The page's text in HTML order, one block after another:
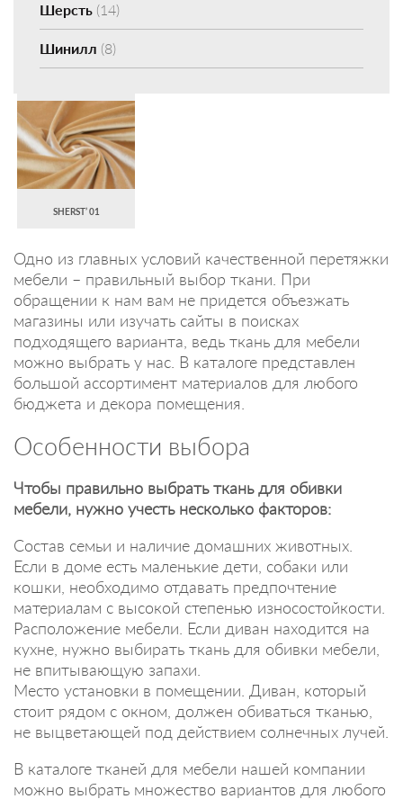
Шерсть (14)
Шинилл (8)
SHERST’ 01
Одно из главных условий качественной перетяжки
мебели – правильный выбор ткани. При
обращении к нам вам не придется объезжать
магазины или изучать сайты в поисках
подходящего варианта, ведь ткань для мебели
можно выбрать у нас. В каталоге представлен
большой ассортимент материалов для любого
бюджета и декора помещения.
Особенности выбора
Чтобы правильно выбрать ткань для обивки
мебели, нужно учесть несколько факторов:
Состав семьи и наличие домашних животных.
Если в доме есть маленькие дети, собаки или
кошки, необходимо отдавать предпочтение
материалам с высокой степенью износостойкости.
Расположение мебели. Если диван находится на
кухне, нужно выбирать ткань для обивки мебели,
не впитывающую запахи.
Место установки в помещении. Диван, который
стоит рядом с окном, должен обиваться тканью,
не выцветающей под действием солнечных лучей.
В каталоге тканей для мебели нашей компании
можно выбрать множество вариантов для любого